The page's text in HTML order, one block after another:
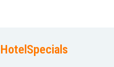
HotelSpecials